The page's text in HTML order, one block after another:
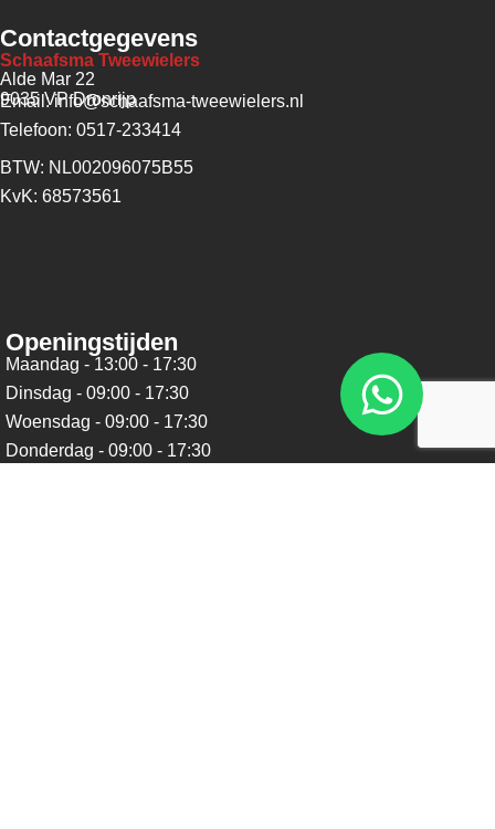
Contactgegevens
Schaafsma Tweewielers
Alde Mar 22
9035 VP Dronrijp
Email: info@schaafsma-tweewielers.nl
Telefoon: 0517-233414
BTW: NL002096075B55
KvK: 68573561
Openingstijden
Maandag - 13:00 - 17:30
Dinsdag - 09:00 - 17:30
Woensdag - 09:00 - 17:30
Donderdag - 09:00 - 17:30